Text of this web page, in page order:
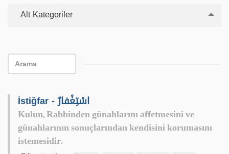
Alt Kategoriler
İstiğfar - اسْتِغْفارٌ
Kulun, Rabbinden günahlarını affetmesini ve
günahlarının sonuçlarından kendisini korumasını
istemesidir.